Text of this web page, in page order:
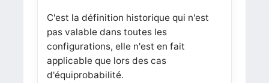
C'est la définition historique qui n'est
pas valable dans toutes les
configurations, elle n'est en fait
applicable que lors des cas
d'équiprobabilité.